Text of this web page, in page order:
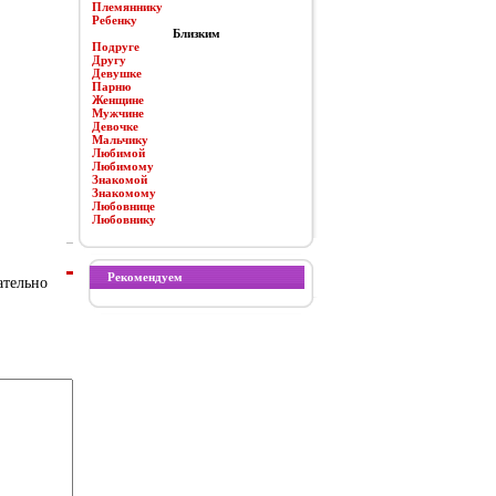
Племяннику
Ребенку
Близким
Подруге
Другу
Девушке
Парню
Женщине
Мужчине
Девочке
Мальчику
Любимой
Любимому
Знакомой
Знакомому
Любовнице
Любовнику
Рекомендуем